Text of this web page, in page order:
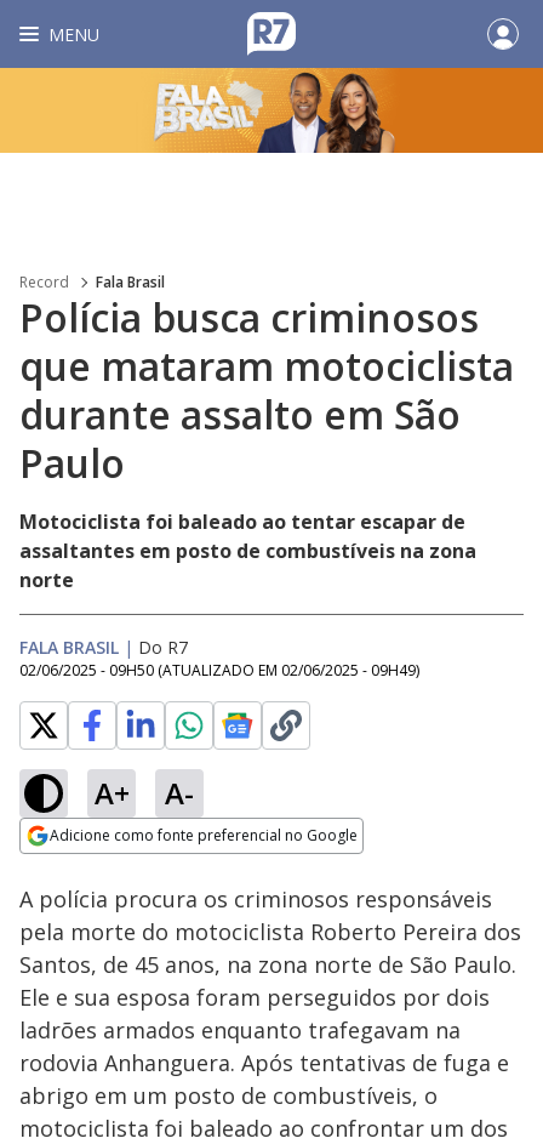
MENU
Record Fala Brasil
Polícia busca criminosos
que mataram motociclista
durante assalto em São
Paulo
Motociclista foi baleado ao tentar escapar de
assaltantes em posto de combustíveis na zona
norte
FALA BRASIL | Do R7
02/06/2025 - 09H50 (ATUALIZADO EM 02/06/2025 - 09H49)
A+ A-
Adicione como fonte preferencial no Google
após usar caneta
emagrecedora sem
prescrição médica
Ativar
Loaded
64.57%
A polícia procura os criminosos responsáveis
pela morte do motociclista Roberto Pereira dos
Santos, de 45 anos, na zona norte de São Paulo.
Ele e sua esposa foram perseguidos por dois
ladrões armados enquanto trafegavam na
rodovia Anhanguera. Após tentativas de fuga e
abrigo em um posto de combustíveis, o
motociclista foi baleado ao confrontar um dos